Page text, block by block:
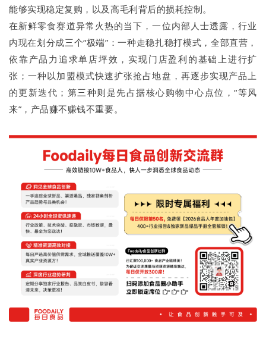
能够实现稳定复购，以及高毛利背后的损耗控制。
在新鲜零食赛道异常火热的当下，一位内部人士透露，行业
内现在划分成三个“极端”：一种走稳扎稳打模式，全部直营，
依靠产品力追求单店坪效，实现门店盈利的基础上进行扩
张；一种以加盟模式快速扩张抢占地盘，再逐步实现产品上
的更新迭代；第三种则是先占据核心购物中心点位，“等风
来”，产品赚不赚钱不重要。